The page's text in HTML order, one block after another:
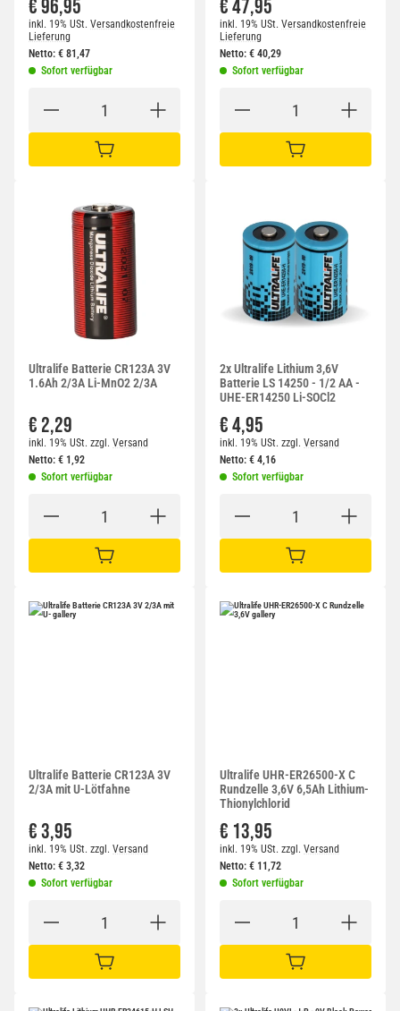
€ 96,95
inkl. 19% USt. Versandkostenfreie
Lieferung
Netto: € 81,47
Sofort verfügbar
IN DEN WARENKORB
€ 47,95
inkl. 19% USt. Versandkostenfreie
Lieferung
Netto: € 40,29
Sofort verfügbar
IN DEN WARENKORB
Ultralife Batterie CR123A 3V
1.6Ah 2/3A Li-MnO2 2/3A
€ 2,29
inkl. 19% USt. zzgl. Versand
Netto: € 1,92
Sofort verfügbar
IN DEN WARENKORB
2x Ultralife Lithium 3,6V
Batterie LS 14250 - 1/2 AA -
UHE-ER14250 Li-SOCl2
€ 4,95
inkl. 19% USt. zzgl. Versand
Netto: € 4,16
Sofort verfügbar
IN DEN WARENKORB
Ultralife Batterie CR123A 3V
2/3A mit U-Lötfahne
€ 3,95
inkl. 19% USt. zzgl. Versand
Netto: € 3,32
Sofort verfügbar
IN DEN WARENKORB
Ultralife UHR-ER26500-X C
Rundzelle 3,6V 6,5Ah Lithium-
Thionylchlorid
€ 13,95
inkl. 19% USt. zzgl. Versand
Netto: € 11,72
Sofort verfügbar
IN DEN WARENKORB